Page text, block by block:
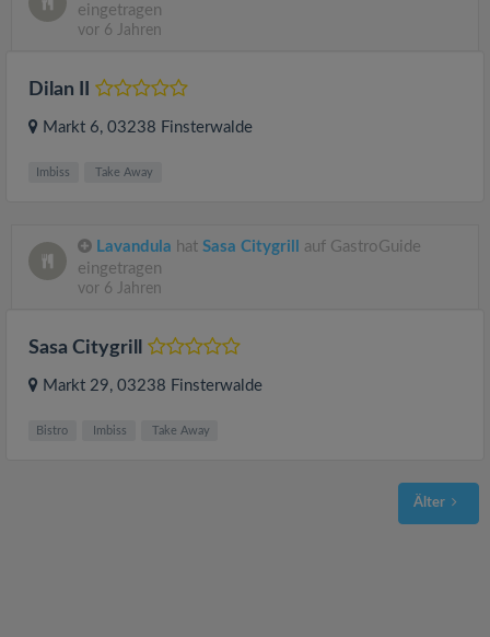
eingetragen
vor 6 Jahren
Dilan II
Markt 6, 03238 Finsterwalde
Imbiss Take Away
Lavandula hat Sasa Citygrill
auf GastroGuide
eingetragen
vor 6 Jahren
Sasa Citygrill
Markt 29, 03238 Finsterwalde
Bistro Imbiss Take Away
Älter